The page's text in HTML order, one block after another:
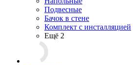
Подвесные
Бачок в стене
Комплект с инсталляцией
Ещё 2